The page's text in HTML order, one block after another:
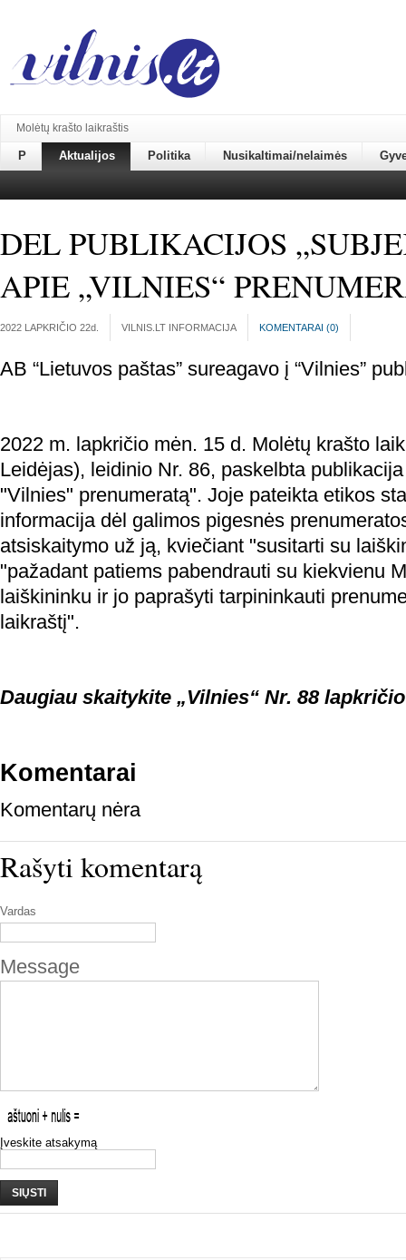
Molėtų krašto laikraštis
P Aktualijos Politika Nusikaltimai/nelaimės
DEL PUBLIKACIJOS
APIE „VILNIES“
2022 LAPKRIČIO 22d. VILNIS.LT INFORMACIJA KOMENTARAI (0)
AB “Lietuvos paštas” sureagavo į “Vilnies”
2022 m. lapkričio mėn. 15 d. Molėtų krašto
Leidėjas), leidinio Nr. 86, paskelbta
"Vilnies" prenumeratą". Joje pateikta etikos
informacija dėl galimos pigesnės
atsiskaitymo už ją, kviečiant "susitarti su
"pažadant patiems pabendrauti su kiekvienu
laiškininku ir jo paprašyti tarpininkauti
laikraštį".
Daugiau skaitykite „Vilnies“ Nr. 88
Komentarai
Komentarų nėra
Rašyti komentarą
Vardas
Message
Įveskite atsakymą
SIŲSTI